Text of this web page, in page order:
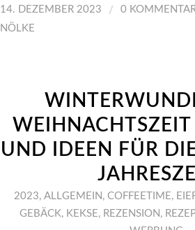
14. DEZEMBER 2023 / 0
NÖLKE
WEIHNACHTSZEIT
UND IDEEN FÜR
2023, ALLGEMEIN , COFFEETIME ,
GEBÄCK, KEKSE , REZENSION ,